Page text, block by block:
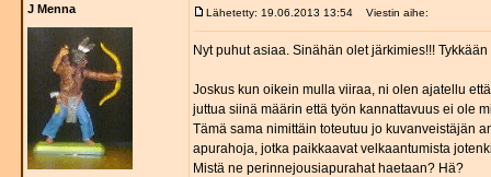
J Menna Lähetetty: 19.06.2013 13:54 Viestin aihe:
Nyt puhut asiaa. Sinähän olet järkimies!!! Tykkään
Joskus kun oikein mulla viiraa, ni olen ajatellu
juttua siinä määrin että työn kannattavuus ei ole
Tämä sama nimittäin toteutuu jo kuvanveistäjän
apurahoja, jotka paikkaavat velkaantumista
Mistä ne perinnejousiapurahat haetaan? Hä?